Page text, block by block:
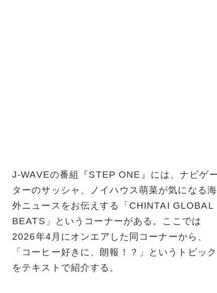
J-WAVEの番組『STEP ONE』には、ナビゲ
ターのサッシャ、ノイハウス萌菜が気になる海
外ニュースをお伝えする「CHINTAI GLOBAL
BEATS」というコーナーがある。ここでは
2026年4月にオンエアした同コーナーから、
「コーヒー好きに、朗報！？」というトピック
をテキストで紹介する。